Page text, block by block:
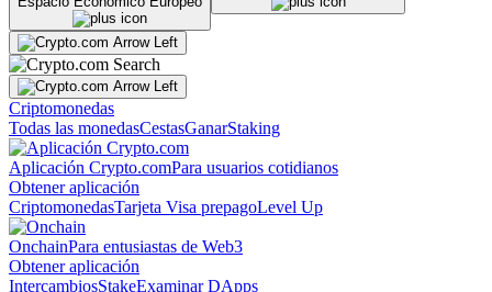
Criptomonedas
Todas las monedasCestasGanarStaking
Aplicación Crypto.comPara usuarios cotidianos
Obtener aplicación
CriptomonedasTarjeta Visa prepagoLevel Up
OnchainPara entusiastas de Web3
Obtener aplicación
IntercambiosStakeExaminar DApps